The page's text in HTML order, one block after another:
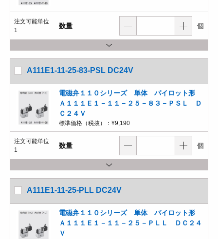
注文可能単位
1
数量 個
A111E1-11-25-83-PSL DC24V
電磁弁１１０シリーズ 単体 パイロット形
Ａ１１１Ｅ１－１１－２５－８３－ＰＳＬ Ｄ
Ｃ２４Ｖ
標準価格（税抜）： ¥9,190
注文可能単位
1
数量 個
A111E1-11-25-PLL DC24V
電磁弁１１０シリーズ 単体 パイロット形
Ａ１１１Ｅ１－１１－２５－ＰＬＬ ＤＣ２４
Ｖ